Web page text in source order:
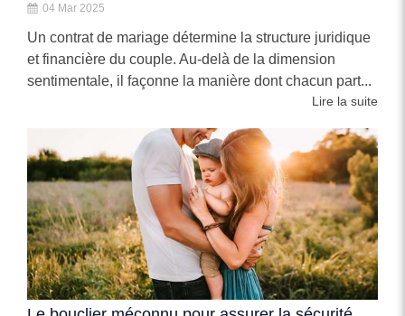
04 Mar 2025
Un contrat de mariage détermine la structure juridique
et financière du couple. Au-delà de la dimension
sentimentale, il façonne la manière dont chacun part...
Lire la suite